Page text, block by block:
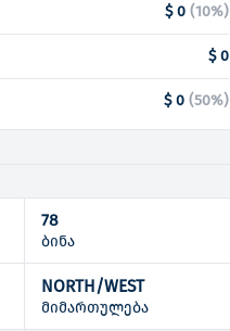
$ 0 (10%)
$ 0
$ 0 (50%)
78
ბინა
NORTH/WEST
მიმართულება